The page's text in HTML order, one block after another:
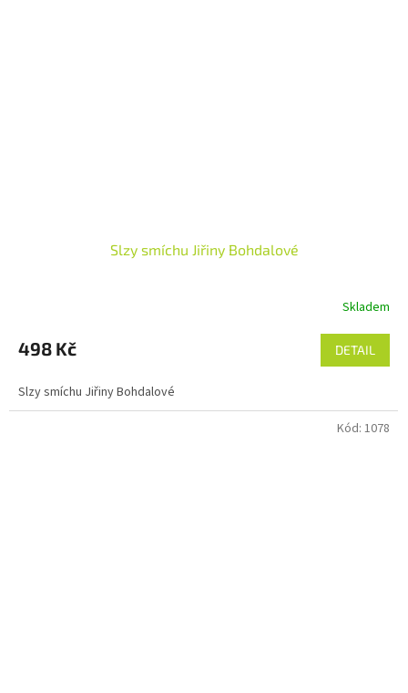
Slzy smíchu Jiřiny Bohdalové
Skladem
498 Kč DETAIL
Slzy smíchu Jiřiny Bohdalové
Kód: 1078